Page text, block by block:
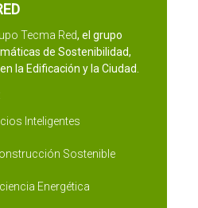
Tecma Red, el grupo
de Sostenibilidad,
la Edificación y la Ciudad.
Inteligentes
Sostenible
Energética